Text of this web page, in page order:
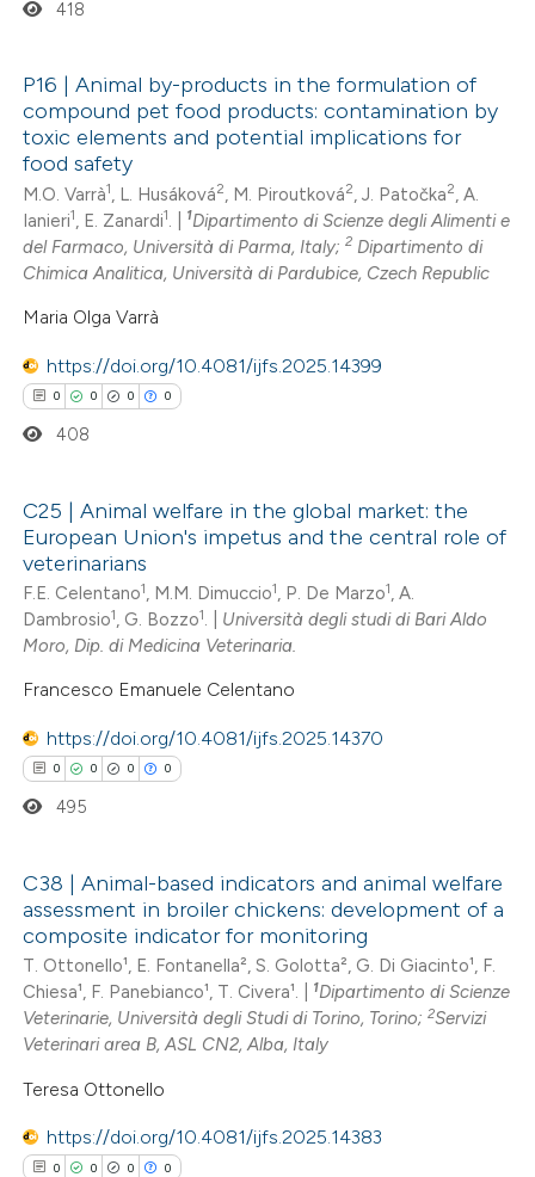
shows how a scientific paper
of the citation, a
describing whether
mentions, or contrasts
claim, and a label
in which section the
was made.
Citing Publications
Supporting
Mentioning
Contrasting
how this article has been
atscite.ai
of the citation, a
describing whether
mentions, or contrasts
claim, and a label
in which section the
was made.
418
P16 | Animal by-products in the formulation of
compound pet food products: contamination by
toxic elements and potential implications for
food safety
M.O. Varrà1, L. Husáková2, M. Piroutková2, J. Patočka2, A.
Ianieri1, E. Zanardi1. | 1Dipartimento di Scienze degli Alimenti e
del Farmaco, Università di Parma, Italy;2 Dipartimento di
Chimica Analitica, Università di Pardubice, Czech Republic
Maria Olga Varrà
https://doi.org/10.4081/ijfs.2025.14399
0 0 0 0
Citing Publications
Supporting
Mentioning
Contrasting
how this article has been
at
shows how a scientific paper
been cited by providing the
of the citation, a
describing whether
mentions, or contrasts
claim, and a label
in which section the
408
C25 | Animal welfare in the global market: the
European Union's impetus and the central role of
veterinarians
F.E. Celentano1, M.M. Dimuccio1, P. De Marzo1, A.
Dambrosio1, G. Bozzo1. | Università degli studi di Bari Aldo
Moro, Dip. di Medicina Veterinaria.
Francesco Emanuele Celentano
https://doi.org/10.4081/ijfs.2025.14370
0 0 0 0
Citing Publications
Supporting
Mentioning
Contrasting
how this article has been
495
C38 | Animal-based indicators and animal welfare
assessment in broiler chickens: development of a
composite indicator for monitoring
T. Ottonello¹, E. Fontanella², S. Golotta², G. Di Giacinto¹, F.
Chiesa¹, F. Panebianco¹, T. Civera¹. |
1Dipartimento di Scienze
Veterinarie, Università degli Studi di Torino, Torino;2Servizi
Veterinari area B, ASL CN2, Alba, Italy
Teresa Ottonello
https://doi.org/10.4081/ijfs.2025.14383
0 0 0 0